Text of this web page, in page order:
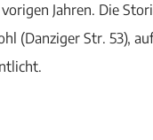
Jahren. Die
(Danziger Str. 53),